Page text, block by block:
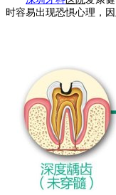
时容易出现恐惧心理，